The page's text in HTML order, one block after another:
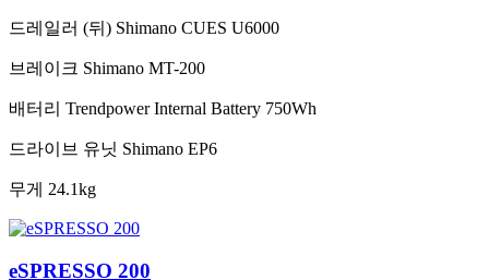
드레일러 (뒤) Shimano CUES U6000
브레이크 Shimano MT-200
배터리 Trendpower Internal Battery 750Wh
드라이브 유닛 Shimano EP6
무게 24.1kg
eSPRESSO 200